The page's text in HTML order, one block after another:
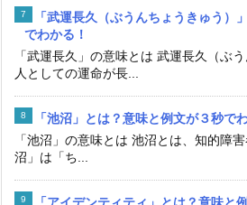
「武運長久（ぶうんちょうきゅう）
でわかる！
「武運長久」の意味とは 武運長久（ぶ
人としての運命が長...
「池沼」とは？意味と例文が３秒で
「池沼」の意味とは 池沼とは、知的障
沼」は「ち...